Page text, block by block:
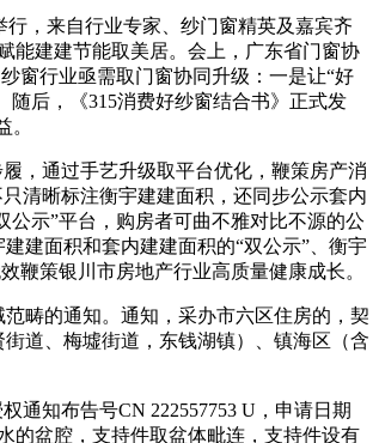
，来自行业专家、纱门窗精英及嘉宾齐
能建建节能取美居。会上，广东省门窗协
窗行业亟需取门窗协同升级：一是让“好
后，《315消费好纱窗结合书》正式发
，通过手艺升级取平台优化，鞭策房产消
清晰标注衡宇建建面积，还同步公示套内
公示”平台，购房者可曲不雅对比不源的公
建面积和套内建建面积的“双公示”、衡宇
鞭策银川市房地产行业高质量健康成长。
畴的通知。通知，采办市六区住房的，契
道、梅墟街道，东钱湖镇）、镇海区（含
知布告号CN 222557753 U，申请日期
的盆腔，支持件取盆体毗连，支持件设有